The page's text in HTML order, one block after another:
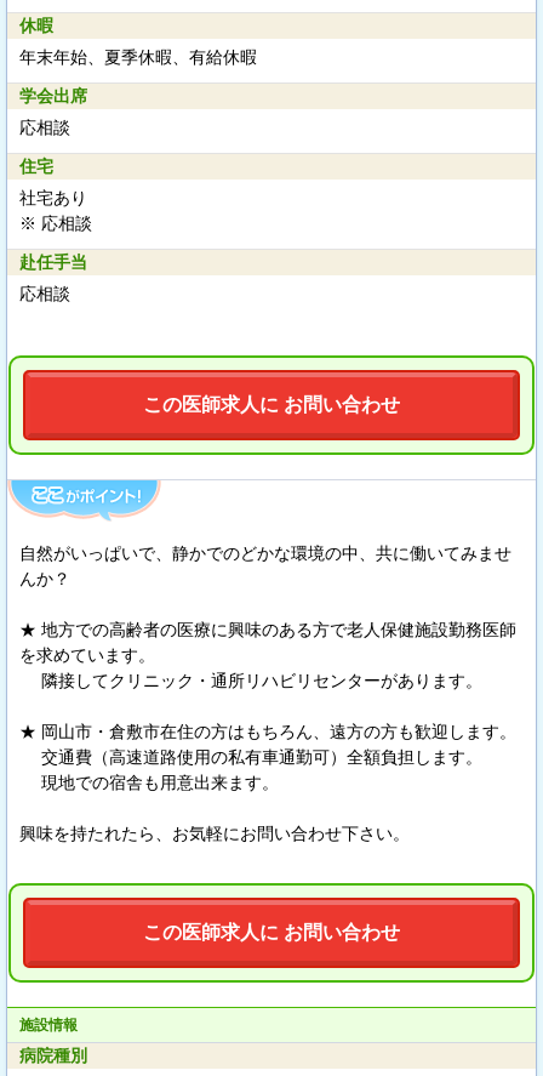
休暇
年末年始、夏季休暇、有給休暇
学会出席
応相談
住宅
社宅あり
※ 応相談
赴任手当
応相談
この医師求人に お問い合わせ
自然がいっぱいで、静かでのどかな環境の中、共に働いてみませ
んか？
★ 地方での高齢者の医療に興味のある方で老人保健施設勤務医師
を求めています。
隣接してクリニック・通所リハビリセンターがあります。
★ 岡山市・倉敷市在住の方はもちろん、遠方の方も歓迎します。
交通費（高速道路使用の私有車通勤可）全額負担します。
現地での宿舎も用意出来ます。
興味を持たれたら、お気軽にお問い合わせ下さい。
この医師求人に お問い合わせ
施設情報
病院種別